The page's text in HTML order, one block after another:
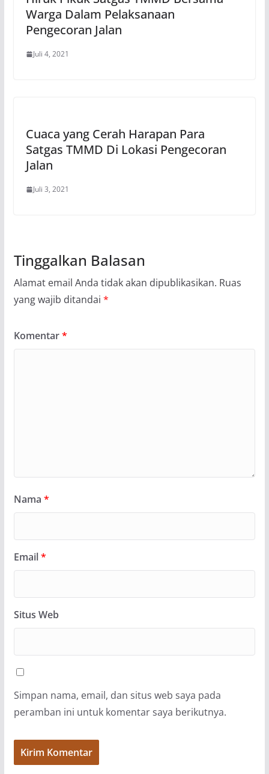
Warga Dalam Pelaksanaan
Pengecoran Jalan
Juli 4, 2021
Cuaca yang Cerah Harapan Para
Satgas TMMD Di Lokasi Pengecoran
Jalan
Juli 3, 2021
Tinggalkan Balasan
Alamat email Anda tidak akan dipublikasikan. Ruas
yang wajib ditandai *
Komentar*
Nama *
Email*
Situs Web
Simpan nama, email, dan situs web saya pada
peramban ini untuk komentar saya berikutnya.